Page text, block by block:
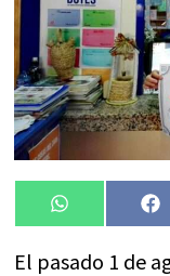
Compartir
en
WhatsApp
El pasado 1 de